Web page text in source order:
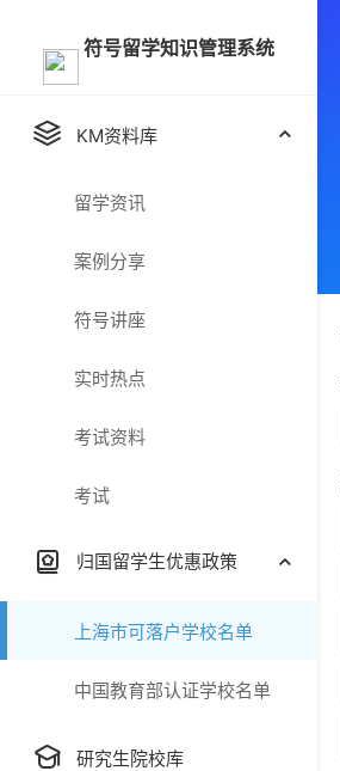
符号留学知识管理系统
KM资料库
留学资讯
案例分享
符号讲座
实时热点
考试资料
考试
归国留学生优惠政策
上海市可落户学校名单
中国教育部认证学校名单
研究生院校库